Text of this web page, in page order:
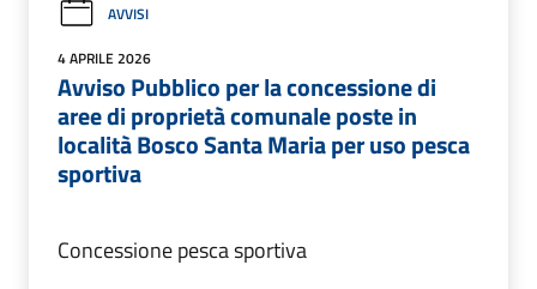
AVVISI
4 APRILE 2026
Avviso Pubblico per la concessione di
aree di proprietà comunale poste in
località Bosco Santa Maria per uso pesca
sportiva
Concessione pesca sportiva